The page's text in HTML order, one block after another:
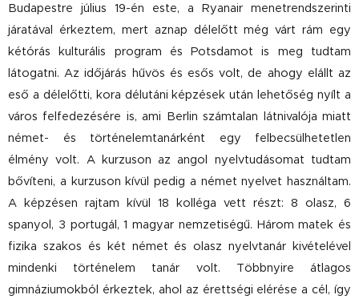
Budapestre július 19-én este, a Ryanair menetrendszerinti
járatával érkeztem, mert aznap délelőtt még várt rám egy
kétórás kulturális program és Potsdamot is meg tudtam
látogatni. Az időjárás hűvös és esős volt, de ahogy elállt az
eső a délelőtti, kora délutáni képzések után lehetőség nyílt a
város felfedezésére is, ami Berlin számtalan látnivalója miatt
német- és történelemtanárként egy felbecsülhetetlen
élmény volt. A kurzuson az angol nyelvtudásomat tudtam
bővíteni, a kurzuson kívül pedig a német nyelvet használtam.
A képzésen rajtam kívül 18 kolléga vett részt: 8 olasz, 6
spanyol, 3 portugál, 1 magyar nemzetiségű. Három matek és
fizika szakos és két német és olasz nyelvtanár kivételével
mindenki történelem tanár volt. Többnyire átlagos
gimnáziumokból érkeztek, ahol az érettségi elérése a cél, így